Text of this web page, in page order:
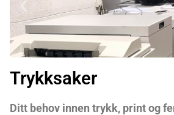
Trykksaker
Ditt behov innen trykk, print og